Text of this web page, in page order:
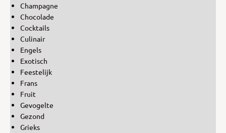
Champagne
Chocolade
Cocktails
Culinair
Engels
Exotisch
Feestelijk
Frans
Fruit
Gevogelte
Gezond
Grieks